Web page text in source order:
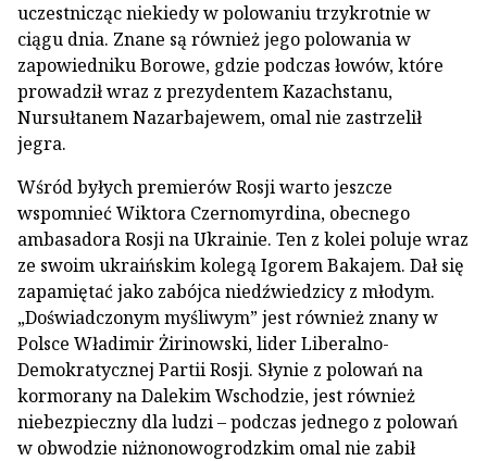
uczestnicząc niekiedy w polowaniu trzykrotnie w
ciągu dnia. Znane są również jego polowania w
zapowiedniku Borowe, gdzie podczas łowów, które
prowadził wraz z prezydentem Kazachstanu,
Nursułtanem Nazarbajewem, omal nie zastrzelił
jegra.
Wśród byłych premierów Rosji warto jeszcze
wspomnieć Wiktora Czernomyrdina, obecnego
ambasadora Rosji na Ukrainie. Ten z kolei poluje wraz
ze swoim ukraińskim kolegą Igorem Bakajem. Dał się
zapamiętać jako zabójca niedźwiedzicy z młodym.
„Doświadczonym myśliwym” jest również znany w
Polsce Władimir Żirinowski, lider Liberalno-
Demokratycznej Partii Rosji. Słynie z polowań na
kormorany na Dalekim Wschodzie, jest również
niebezpieczny dla ludzi – podczas jednego z polowań
w obwodzie niżnonowogrodzkim omal nie zabił